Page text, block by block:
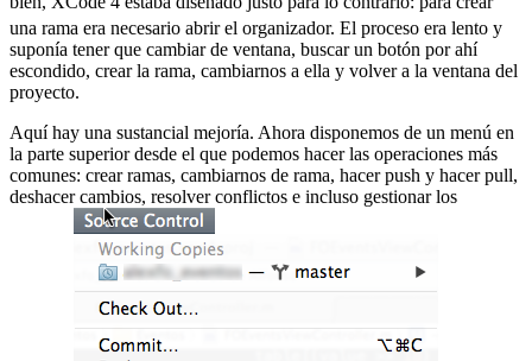
una rama era necesario abrir el organizador. El proceso era lento y
suponía tener que cambiar de ventana, buscar un botón por ahí
escondido, crear la rama, cambiarnos a ella y volver a la ventana del
proyecto.
Aquí hay una sustancial mejoría. Ahora disponemos de un menú en
la parte superior desde el que podemos hacer las operaciones más
comunes: crear ramas, cambiarnos de rama, hacer push y hacer pull,
deshacer cambios, resolver conflictos e incluso gestionar los